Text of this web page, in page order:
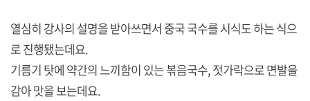
열심히 강사의 설명을 받아쓰면서 중국 국수를 시식도 하는 식으
로 진행됐는데요.
기름기 탓에 약간의 느끼함이 있는 볶음국수, 젓가락으로 면발을
감아 맛을 보는데요.